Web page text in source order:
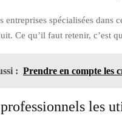
entreprises spécialisées
Ce qu’il faut retenir, c’est
: Prendre en compte les
les